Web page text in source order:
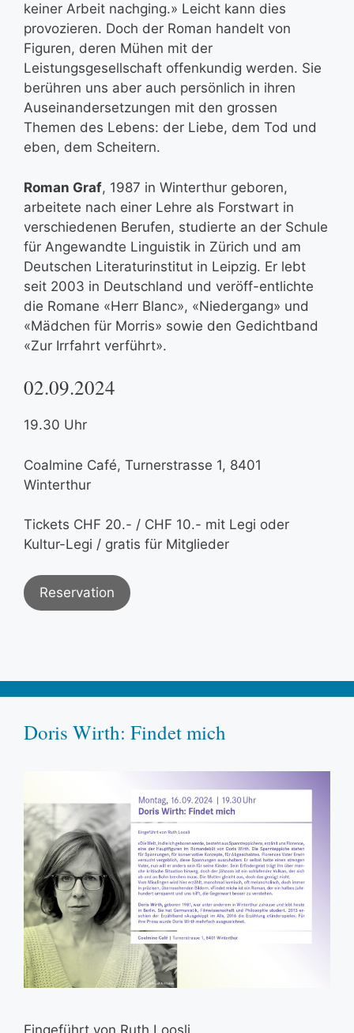
keiner Arbeit nachging.» Leicht kann dies
provozieren. Doch der Roman handelt von
Figuren, deren Mühen mit der
Leistungsgesellschaft offenkundig werden. Sie
berühren uns aber auch persönlich in ihren
Auseinandersetzungen mit den grossen
Themen des Lebens: der Liebe, dem Tod und
eben, dem Scheitern.
Roman Graf, 1987 in Winterthur geboren,
arbeitete nach einer Lehre als Forstwart in
verschiedenen Berufen, studierte an der Schule
für Angewandte Linguistik in Zürich und am
Deutschen Literaturinstitut in Leipzig. Er lebt
seit 2003 in Deutschland und veröff-entlichte
die Romane «Herr Blanc», «Niedergang» und
«Mädchen für Morris» sowie den Gedichtband
«Zur Irrfahrt verführt».
02.09.2024
19.30 Uhr
Coalmine Café, Turnerstrasse 1, 8401
Winterthur
Tickets CHF 20.- / CHF 10.- mit Legi oder
Kultur-Legi / gratis für Mitglieder
Reservation
Doris Wirth: Findet mich
Eingeführt von Ruth Loosli